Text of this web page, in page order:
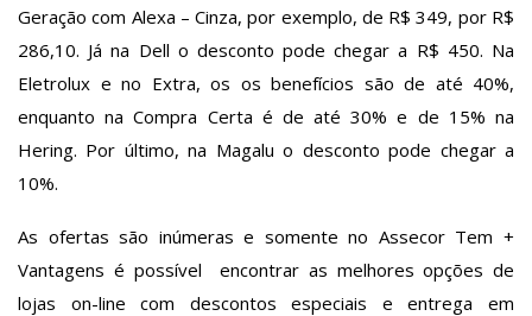
Geração com Alexa – Cinza, por exemplo, de R$ 349, por R$
286,10. Já na Dell o desconto pode chegar a R$ 450. Na
Eletrolux e no Extra, os os benefícios são de até 40%,
enquanto na Compra Certa é de até 30% e de 15% na
Hering. Por último, na Magalu o desconto pode chegar a
10%.
As ofertas são inúmeras e somente no Assecor Tem +
Vantagens é possível encontrar as melhores opções de
lojas on-line com descontos especiais e entrega em